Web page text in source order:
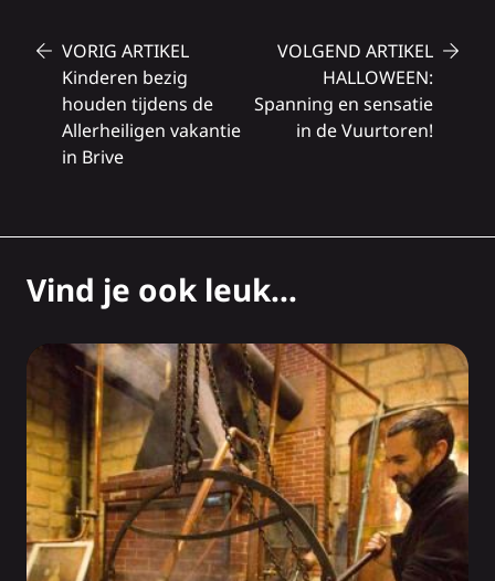
VORIG ARTIKEL
Kinderen bezig
houden tijdens de
Allerheiligen vakantie
in Brive
VOLGEND ARTIKEL
HALLOWEEN:
Spanning en sensatie
in de Vuurtoren!
Vind je ook leuk...